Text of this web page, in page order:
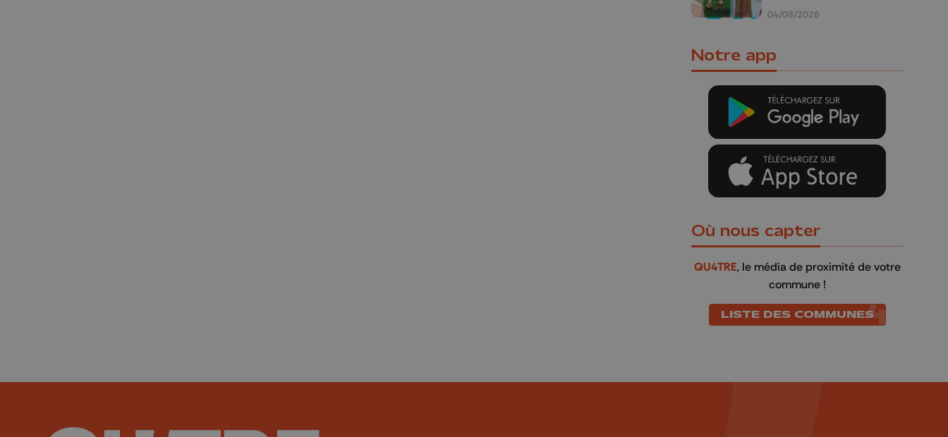
04/08/2026
Notre app
Où nous capter
QU4TRE, le média de proximité de votre
commune !
LISTE DES COMMUNES